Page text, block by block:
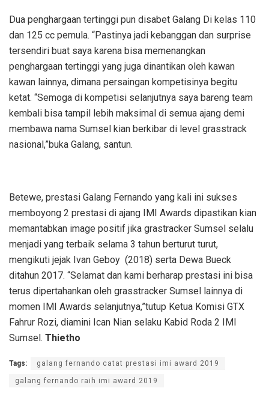
Dua penghargaan tertinggi pun disabet Galang Di kelas 110
dan 125 cc pemula. “Pastinya jadi kebanggan dan surprise
tersendiri buat saya karena bisa memenangkan
penghargaan tertinggi yang juga dinantikan oleh kawan
kawan lainnya, dimana persaingan kompetisinya begitu
ketat. “Semoga di kompetisi selanjutnya saya bareng team
kembali bisa tampil lebih maksimal di semua ajang demi
membawa nama Sumsel kian berkibar di level grasstrack
nasional,”buka Galang, santun.
Betewe, prestasi Galang Fernando yang kali ini sukses
memboyong 2 prestasi di ajang IMI Awards dipastikan kian
memantabkan image positif jika grastracker Sumsel selalu
menjadi yang terbaik selama 3 tahun berturut turut,
mengikuti jejak Ivan Geboy (2018) serta Dewa Bueck
ditahun 2017. “Selamat dan kami berharap prestasi ini bisa
terus dipertahankan oleh grasstracker Sumsel lainnya di
momen IMI Awards selanjutnya,”tutup Ketua Komisi GTX
Fahrur Rozi, diamini Ican Nian selaku Kabid Roda 2 IMI
Sumsel. Thietho
Tags: galang fernando catat prestasi imi award 2019
galang fernando raih imi award 2019